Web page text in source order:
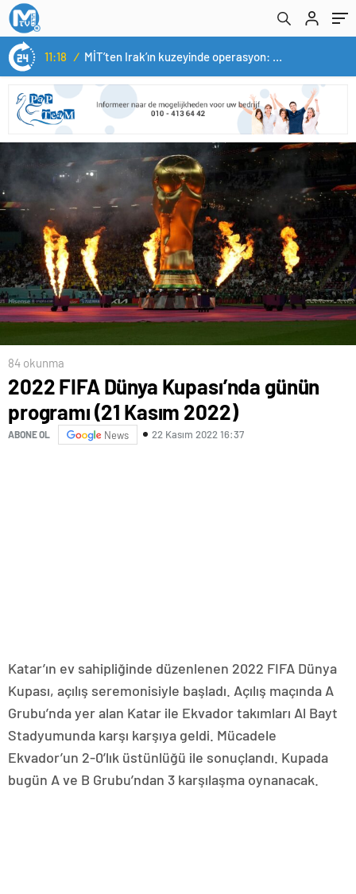
11:18 / MİT’ten Irak’ın kuzeyinde operasyon: Ramazan Güneş Türkiye’ye getirildi
84 okunma
2022 FIFA Dünya Kupası’nda günün
programı (21 Kasım 2022)
ABONE OL News 22 Kasım 2022 16:37
Katar’ın ev sahipliğinde düzenlenen 2022 FIFA Dünya
Kupası, açılış seremonisiyle başladı. Açılış maçında A
Grubu’nda yer alan Katar ile Ekvador takımları Al Bayt
Stadyumunda karşı karşıya geldi. Mücadele
Ekvador’un 2-0’lık üstünlüğü ile sonuçlandı. Kupada
bugün A ve B Grubu’ndan 3 karşılaşma oynanacak.